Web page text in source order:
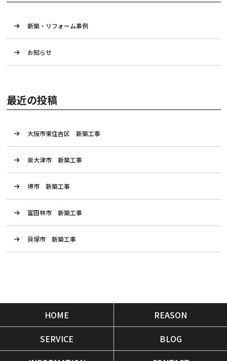
新築・リフォーム事例
お知らせ
最近の投稿
大阪市東住吉区 新築工事
泉大津市 新築工事
堺市 新築工事
富田林市 新築工事
貝塚市 新築工事
HOME
REASON
SERVICE
BLOG